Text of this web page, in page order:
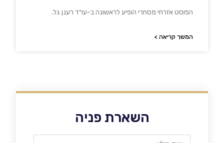
הפוסט אזרחי מסחרי הופיע לראשונה ב-עו״ד רענן גל.
המשך קריאה >
השארת פניה